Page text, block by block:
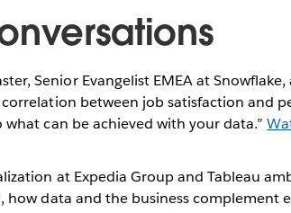
Senior Evangelist EMEA at
between job satisfaction and
what can be achieved with your data.”
at Expedia Group and Tableau
how data and the business complement